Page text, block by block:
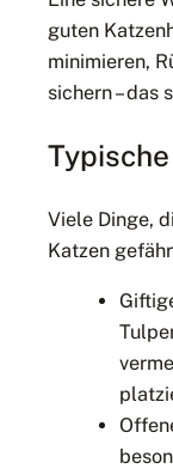
guten
minimieren,
sichern – das
Viele Dinge,
Katzen